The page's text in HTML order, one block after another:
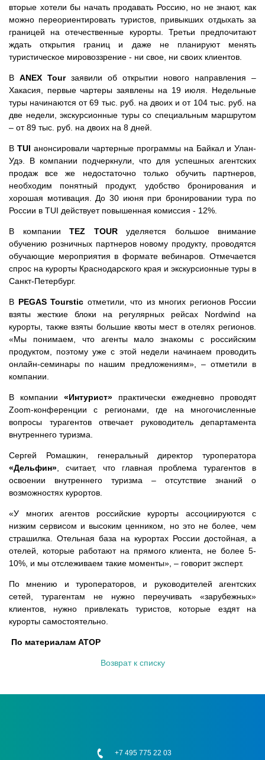
вторые хотели бы начать продавать Россию, но не знают, как
можно переориентировать туристов, привыкших отдыхать за
границей на отечественные курорты. Третьи предпочитают
ждать открытия границ и даже не планируют менять
туристическое мировоззрение - ни свое, ни своих клиентов.
В ANEX Tourзаявили об открытии нового направления –
Хакасия, первые чартеры заявлены на 19 июля. Недельные
туры начинаются от 69 тыс. руб. на двоих и от 104 тыс. руб. на
две недели, экскурсионные туры со специальным маршрутом
– от 89 тыс. руб. на двоих на 8 дней.
В TUI анонсировали чартерные программы на Байкал и Улан-
Удэ. В компании подчеркнули, что для успешных агентских
продаж все же недостаточно только обучить партнеров,
необходим понятный продукт, удобство бронирования и
хорошая мотивация. До 30 июня при бронировании тура по
России в TUI действует повышенная комиссия - 12%.
В компании TEZ TOURуделяется большое внимание
обучению розничных партнеров новому продукту, проводятся
обучающие мероприятия в формате вебинаров. Отмечается
спрос на курорты Краснодарского края и экскурсионные туры в
Санкт-Петербург.
В PEGAS Tourstic отметили, что из многих регионов России
взяты жесткие блоки на регулярных рейсах Nordwind на
курорты, также взяты большие квоты мест в отелях регионов.
«Мы понимаем, что агенты мало знакомы с российским
продуктом, поэтому уже с этой недели начинаем проводить
онлайн-семинары по нашим предложениям», – отметили в
компании.
В компании «Интурист» практически ежедневно проводят
Zoom-конференции с регионами, где на многочисленные
вопросы турагентов отвечает руководитель департамента
внутреннего туризма.
Сергей Ромашкин, генеральный директор туроператора
«Дельфин» , считает, что главная проблема турагентов в
освоении внутреннего туризма – отсутствие знаний о
возможностях курортов.
«У многих агентов российские курорты ассоциируются с
низким сервисом и высоким ценником, но это не более, чем
страшилка. Отельная база на курортах России достойная, а
отелей, которые работают на прямого клиента, не более 5-
10%, и мы отслеживаем такие моменты», – говорит эксперт.
По мнению и туроператоров, и руководителей агентских
сетей, турагентам не нужно переучивать «зарубежных»
клиентов, нужно привлекать туристов, которые ездят на
курорты самостоятельно.
По материалам АТОР
Возврат к списку
+7 495 775 22 03